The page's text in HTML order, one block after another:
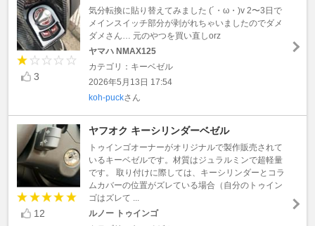
3
気分転換に貼り替えてみました (´・ω・)v 2〜3日で
メインスイッチ部分が剥がれちゃいましたのでダメ
ダメさん… 元のやつを買い直しorz
ヤマハ NMAX125
カテゴリ：キーベゼル
2026年5月13日 17:54
koh-puckさん
12
ヤフオク キーシリンダーベゼル
トゥインゴオーナーがオリジナルで製作販売されて
いるキーベゼルです。材質はジュラルミンで超軽量
です。 取り付けに際しては、キーシリンダーとコラ
ムカバーの位置がズレている場合（自分のトゥイン
ゴはズレて ...
ルノー トゥインゴ